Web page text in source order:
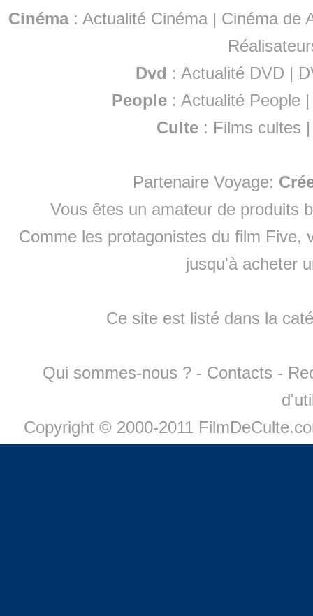
Cinéma: Actualité Cinéma | Cinéma de
Dvd : Actualité DVD |
People :Actualité People
Culte : Films cultes
Partenaire Voyage:
Vous êtes un amateur de produits
Comme les protagonistes du film Five,
jusqu'à acheter
Ce site est listé dans la
Qui sommes-nous ? - Contacts -
Copyright © 2000-2011